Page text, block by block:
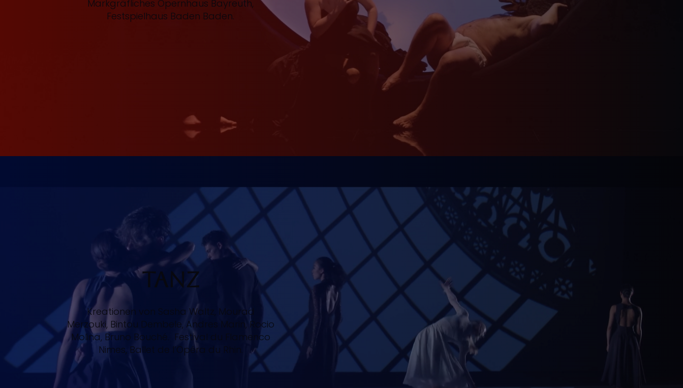
Markgräfliches Opernhaus Bayreuth,
Festspielhaus Baden Baden.
Tanz
Kreationen von Sasha Waltz, Mourad
Merzouki, Bintou Dembele, Andres Marin, Rocio
Molina, Bruno Bouché. Festival du Flamenco
Nimes, Ballet de l’Opéra du Rhin.